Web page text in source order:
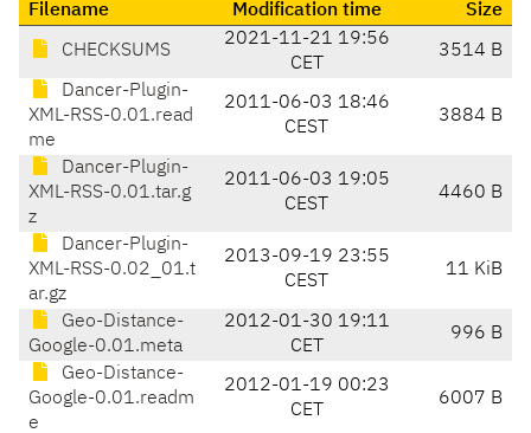
Filename Modification time Size
CHECKSUMS
2021-11-21 19:56
CET
3514 B
Dancer-Plugin-
XML-RSS-0.01.read
me
2011-06-03 18:46
CEST
3884 B
Dancer-Plugin-
XML-RSS-0.01.tar.g
z
2011-06-03 19:05
CEST
4460 B
Dancer-Plugin-
XML-RSS-0.02_01.t
ar.gz
2013-09-19 23:55
CEST
11 KiB
Geo-Distance-
Google-0.01.meta
2012-01-30 19:11
CET
996 B
Geo-Distance-
Google-0.01.readm
e
2012-01-19 00:23
CET
6007 B